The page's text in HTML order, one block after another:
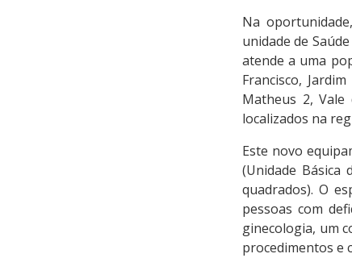
Na
unidade de
atende a uma
Francisco,
Matheus 2, Vale
localizados na
Este novo
(Unidade Básica
quadrados). O
pessoas com
ginecologia, um
procedimentos e